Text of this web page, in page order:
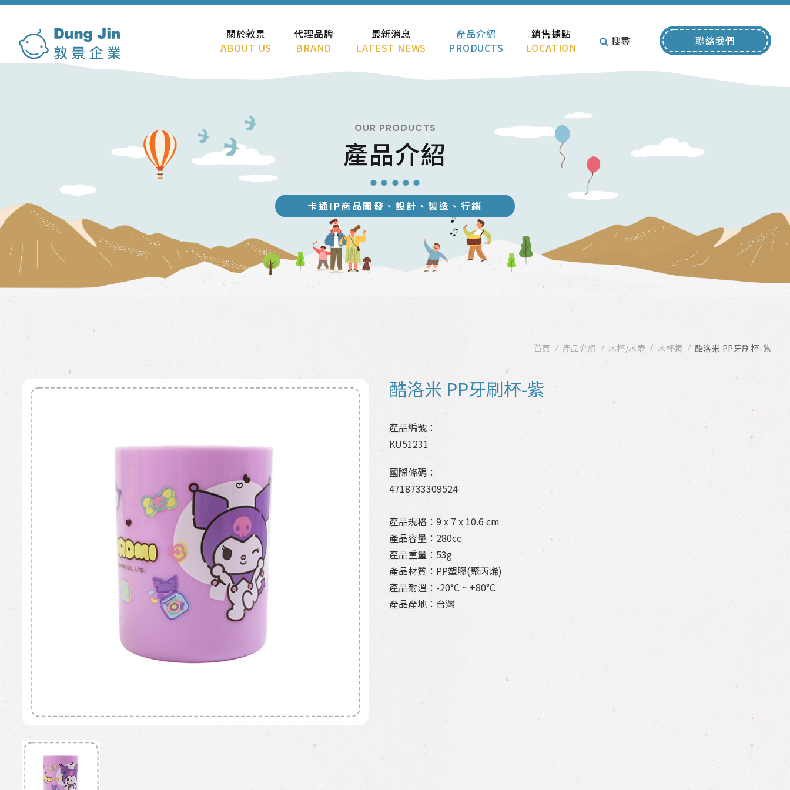
關於敦景
ABOUT US
代理品牌
BRAND
最新消息
LATEST NEWS
產品介紹
PRODUCTS
銷售據點
LOCATION
搜尋 聯絡我們
OUR PRODUCTS
產品介紹
卡通IP商品開發、設計、製造、行銷
首頁 產品介紹 水杯/水壺 水杯類 酷洛米 PP牙刷杯-紫
酷洛米 PP牙刷杯-紫
產品編號：
KU51231
國際條碼：
4718733309524
產品規格：9 x 7 x 10.6 cm
產品容量：280cc
產品重量：53g
產品材質：PP塑膠(聚丙烯)
產品耐溫：-20°C ~ +80°C
產品產地：台灣